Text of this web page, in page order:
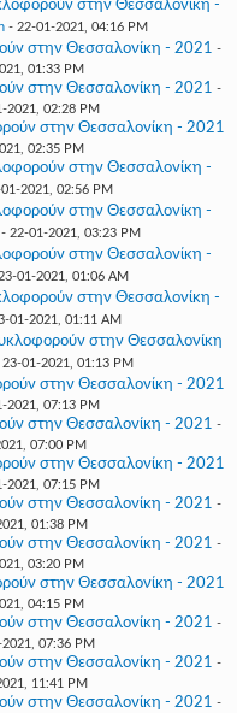
στην Θεσσαλονίκη -
- 22-01-2021, 04:16 PM
στην Θεσσαλονίκη - 2021 -
01:33 PM
στην Θεσσαλονίκη - 2021 -
2021, 02:28 PM
στην Θεσσαλονίκη - 2021
02:35 PM
στην Θεσσαλονίκη -
2021, 02:56 PM
στην Θεσσαλονίκη -
22-01-2021, 03:23 PM
στην Θεσσαλονίκη -
01-2021, 01:06 AM
στην Θεσσαλονίκη -
01-2021, 01:11 AM
στην Θεσσαλονίκη
23-01-2021, 01:13 PM
στην Θεσσαλονίκη - 2021
2021, 07:13 PM
στην Θεσσαλονίκη - 2021 -
07:00 PM
στην Θεσσαλονίκη - 2021
2021, 07:15 PM
στην Θεσσαλονίκη - 2021 -
01:38 PM
στην Θεσσαλονίκη - 2021 -
03:20 PM
στην Θεσσαλονίκη - 2021
04:15 PM
στην Θεσσαλονίκη - 2021 -
07:36 PM
στην Θεσσαλονίκη - 2021 -
11:41 PM
στην Θεσσαλονίκη - 2021 -